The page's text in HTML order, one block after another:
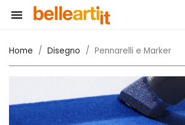

Home Disegno Pennarelli e Marker